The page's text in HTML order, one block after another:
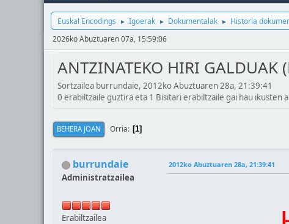
Euskal Encodings ► Igoerak ► Dokumentalak ► Historia
2026ko Abuztuaren 07a, 15:59:06
ANTZINATEKO HIRI GALDUAK
Sortzailea burrundaie, 2012ko Abuztuaren 28a, 21:39:41
0 erabiltzaile guztira eta 1 Bisitari erabiltzaile gai hau ikusten
BEHERA JOAN Orria 1
burrundaie
Administratzailea
Erabiltzailea
2012ko Abuztuaren 28a, 21:39:41